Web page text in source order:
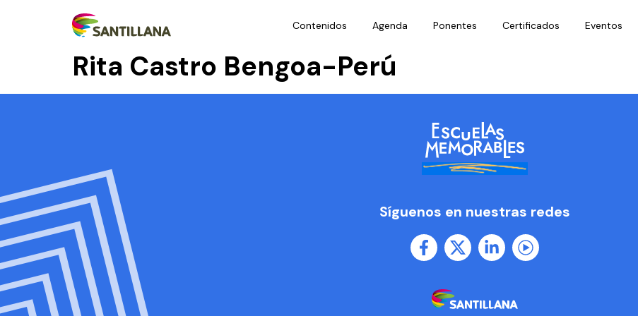
Contenidos Agenda Ponentes Certificados Eventos
Rita Castro Bengoa-Perú
Síguenos en nuestras redes